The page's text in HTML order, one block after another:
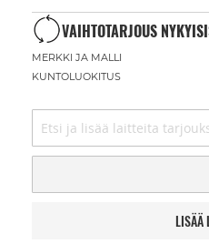
VAIHTOTARJOUS
MERKKI JA MALLI
KUNTOLUOKITUS
LISÄÄ